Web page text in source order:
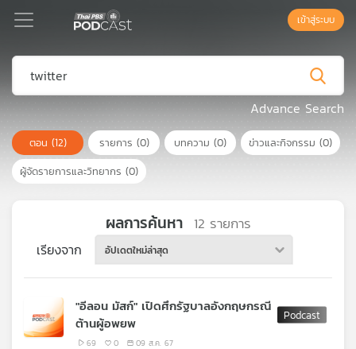
Podcast
เพล
ย์
ลิ
เพล
สต์
เข้าสู่ระบบ
Advance Search
ตอน (12) รายการ (0) บทความ (0) ข่าวและกิจกรรม (0)
ผู้จัดรายการและวิทยากร (0)
ผลการค้นหา 12 รายการ
เรียงจาก อัปเดตใหม่ล่าสุด
"อีลอน มัสก์" เปิดศึกรัฐบาลอังกฤษกรณี
ต้านผู้อพยพ
69 0 09 ส.ค. 67